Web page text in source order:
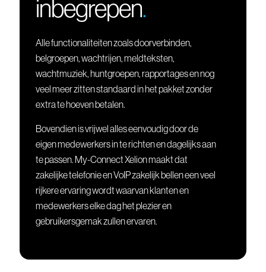
inbegrepen.
Alle functionaliteiten zoals doorverbinden,
belgroepen, wachtrijen, meldteksten,
wachtmuziek, huntgroepen, rapportages en nog
veel meer zitten standaard in het pakket zonder
extra te hoeven betalen.
Bovendien is vrijwel alles eenvoudig door de
eigen medewerkers in te richten en dagelijks aan
te passen. My-Connect Xelion maakt dat
zakelijke telefonie en VoIP zakelijk bellen een veel
rijkere ervaring wordt waarvan klanten en
medewerkers elke dag het plezier en
gebruikersgemak zullen ervaren.